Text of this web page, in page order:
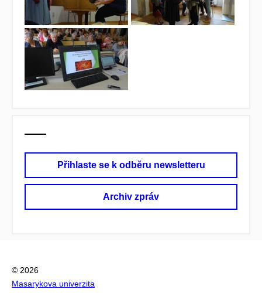
Přihlaste se k odběru newsletteru
Archiv zpráv
© 2026
Masarykova univerzita